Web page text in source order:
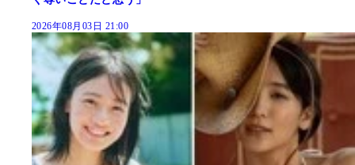
2026年08月03日 21:00